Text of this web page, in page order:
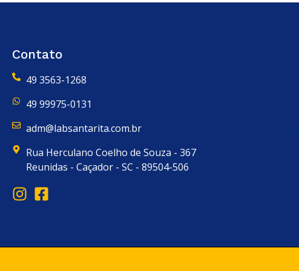
Contato
49 3563-1268
49 99975-0131
adm@labsantarita.com.br
Rua Herculano Coelho de Souza - 367
Reunidas - Caçador - SC - 89504-506